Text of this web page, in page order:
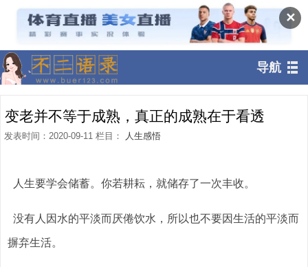
✕
导航
变老并不等于成熟，真正的成熟在于看透
发表时间：2020-09-11 栏目： 人生感悟
人生要学会储蓄。你若耕耘，就储存了一次丰收。
没有人因水的平淡而厌倦饮水，所以也不要因生活的平淡而
摒弃生活。